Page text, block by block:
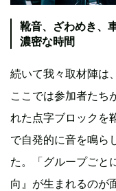
靴音、ざわめき、
濃密な時間
続いて我々取材陣は
ここでは参加者たち
れた点字ブロックを
で自発的に音を鳴ら
た。「グループごと
向』が生まれるのが